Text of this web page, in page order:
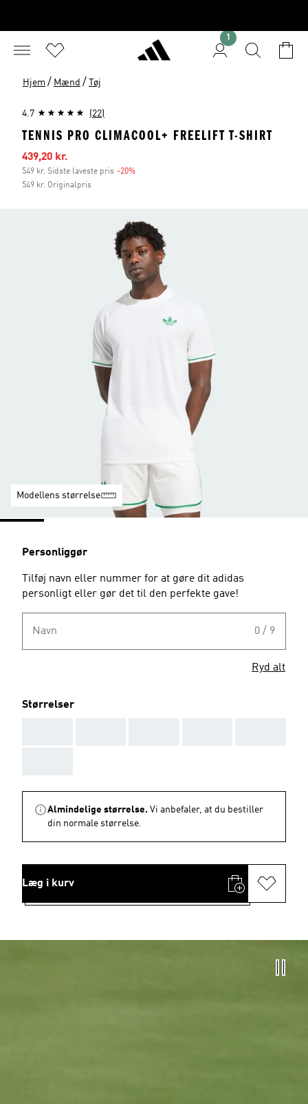
1
Hjem / Mænd / Tøj
4.7 (22)
TENNIS PRO CLIMACOOL+ FREELIFT T-SHIRT
Udsalgspris
439,20 kr.
549 kr. Sidste laveste pris -20%
549 kr. Originalpris
Modellens størrelse
Personliggør
Tilføj navn eller nummer for at gøre dit adidas
personligt eller gør det til den perfekte gave!
Navn 0 / 9
Ryd alt
Størrelser
Almindelige størrelse. Vi anbefaler, at du bestiller
din normale størrelse.
Læg i kurv